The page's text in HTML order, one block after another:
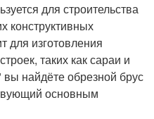
для строительства
конструктивных
для изготовления
таких как сараи и
найдёте обрезной брус
основным